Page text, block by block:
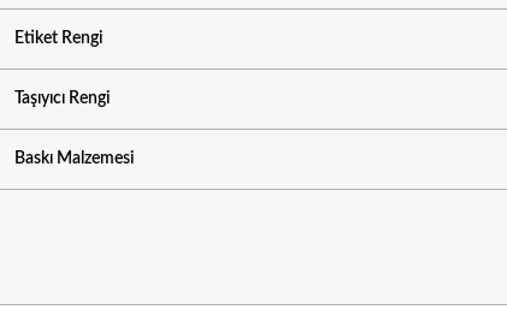
Etiket Rengi
Taşıyıcı Rengi
Baskı Malzemesi